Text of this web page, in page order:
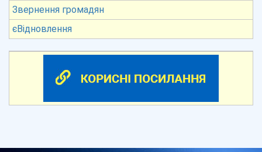
Звернення громадян
єВідновлення